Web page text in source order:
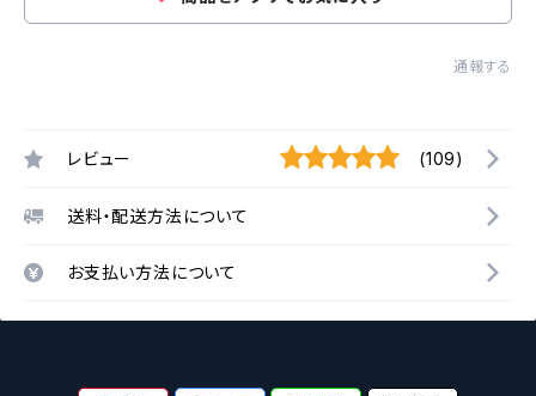
通報する
レビュー (109)
送料・配送方法について
お支払い方法について